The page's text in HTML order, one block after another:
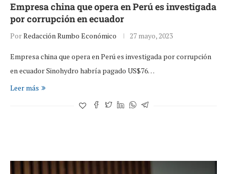
Empresa china que opera en Perú es investigada
por corrupción en ecuador
PorRedacción Rumbo Económico 27 mayo, 2023
Empresa china que opera en Perú es investigada por corrupción
en ecuador Sinohydro habría pagado US$76…
Leer más